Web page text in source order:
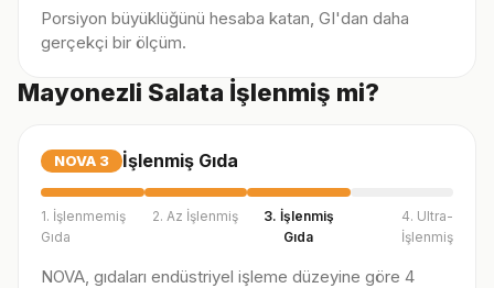
Porsiyon büyüklüğünü hesaba katan, GI'dan daha
gerçekçi bir ölçüm.
Mayonezli Salata İşlenmiş mi?
NOVA 3 İşlenmiş Gıda
1. İşlenmemiş
Gıda
2. Az İşlenmiş
3. İşlenmiş
Gıda
4. Ultra-
İşlenmiş
NOVA, gıdaları endüstriyel işleme düzeyine göre 4